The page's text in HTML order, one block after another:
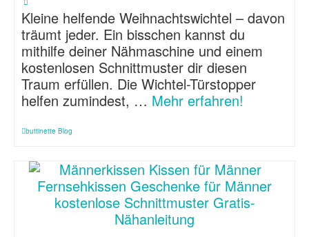
Kleine helfende Weihnachtswichtel – davon
träumt jeder. Ein bisschen kannst du
mithilfe deiner Nähmaschine und einem
kostenlosen Schnittmuster dir diesen
Traum erfüllen. Die Wichtel-Türstopper
helfen zumindest, … Mehr erfahren!
buttinette Blog